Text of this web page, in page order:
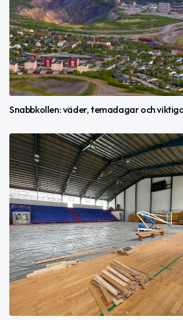
Snabbkollen: väder, temadagar och